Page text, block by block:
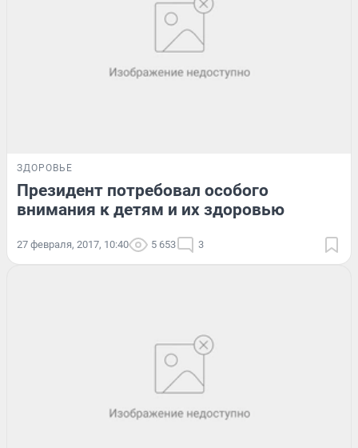
ЗДОРОВЬЕ
Президент потребовал особого
внимания к детям и их здоровью
27 февраля, 2017, 10:40 5 653 3